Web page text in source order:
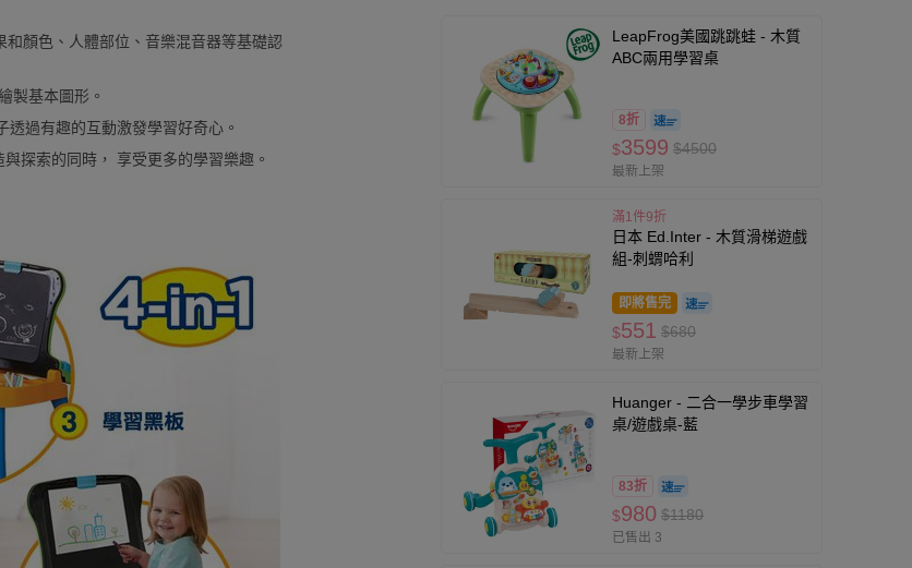
顏色、人體部位、音樂混音器等基礎認
製基本圖形。
過有趣的互動激發學習好奇心。
探索的同時， 享受更多的學習樂趣。
LeapFrog美國跳跳蛙 - 木質
ABC兩用學習桌
8折
$3599 $4500
最新上架
滿1件9折
日本 Ed.Inter - 木質滑梯遊戲
組-刺蝟哈利
即將售完
$551 $680
最新上架
Huanger - 二合一學步車學習
桌/遊戲桌-藍
83折
$980 $1180
已售出 3